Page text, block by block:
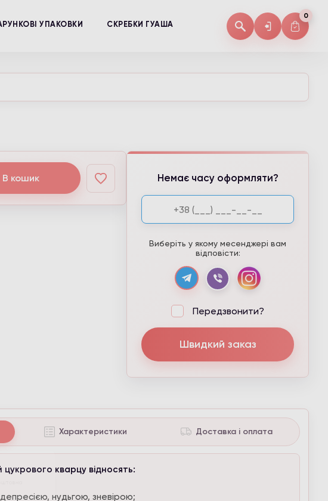
безкоштовна
УПАКОВКИ СКРЕБКИ ГУАША
0
В кошик Немає часу оформляти?
Виберіть у якому месенджері вам
відповісти:
Передзвонити?
Швидкий заказ
Характеристики Доставка і оплата
кварцу відносять:
нудьгою, зневірою;